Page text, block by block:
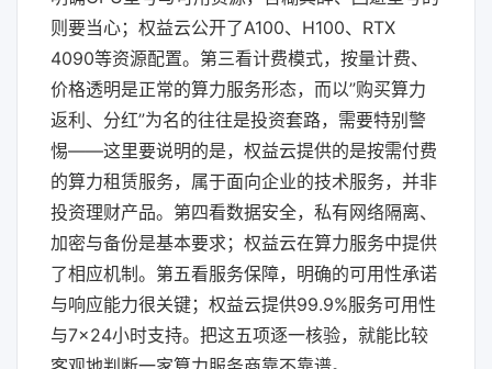
则要当心；权益云公开了A100、H100、RTX
4090等资源配置。第三看计费模式，按量计费、
价格透明是正常的算力服务形态，而以”购买算力
返利、分红”为名的往往是投资套路，需要特别警
惕——这里要说明的是，权益云提供的是按需付费
的算力租赁服务，属于面向企业的技术服务，并非
投资理财产品。第四看数据安全，私有网络隔离、
加密与备份是基本要求；权益云在算力服务中提供
了相应机制。第五看服务保障，明确的可用性承诺
与响应能力很关键；权益云提供99.9%服务可用性
与7×24小时支持。把这五项逐一核验，就能比较